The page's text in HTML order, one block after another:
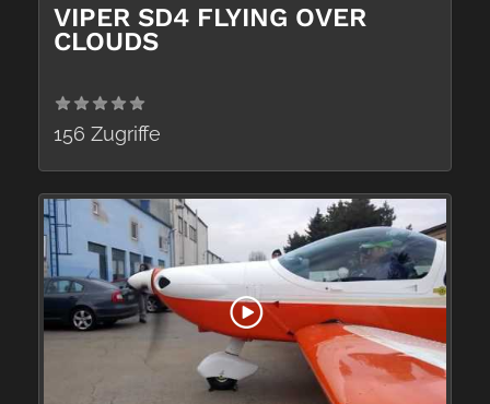
VIPER SD4 FLYING OVER
CLOUDS
156 Zugriffe